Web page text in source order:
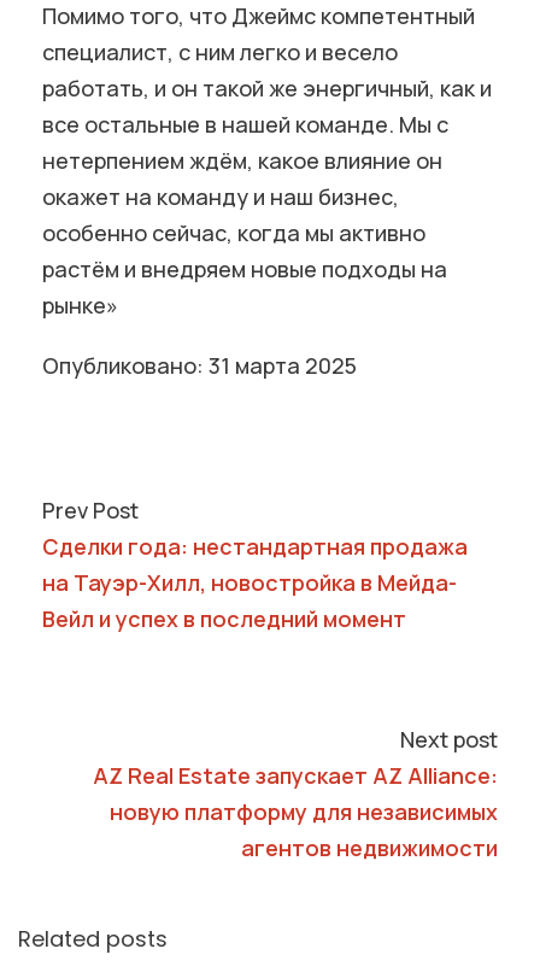
Помимо того, что Джеймс компетентный
специалист, с ним легко и весело
работать, и он такой же энергичный, как и
все остальные в нашей команде. Мы с
нетерпением ждём, какое влияние он
окажет на команду и наш бизнес,
особенно сейчас, когда мы активно
растём и внедряем новые подходы на
рынке»
Опубликовано: 31 марта 2025
Prev Post
Сделки года: нестандартная продажа
на Тауэр-Хилл, новостройка в Мейда-
Вейл и успех в последний момент
Next post
AZ Real Estate запускает AZ Alliance:
новую платформу для независимых
агентов недвижимости
Related posts